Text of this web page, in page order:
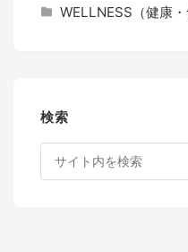
WELLNESS（健康・
検索